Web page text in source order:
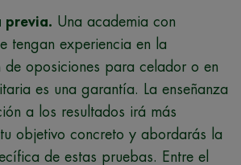
previa. Una academia con
tengan experiencia en la
de oposiciones para celador o en
es una garantía. La enseñanza
a los resultados irá más
objetivo concreto y abordarás la
de estas pruebas. Entre el